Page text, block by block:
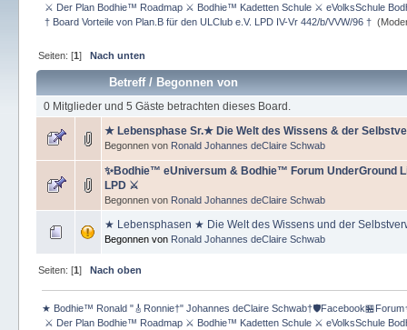
⚔ Der Plan Bodhie™ Roadmap ⚔ Bodhie™ Kadetten Schule ⚔ eVolksSchule
† Board Vorteile von Plan.B für den ULClub e.V. LPD IV-Vr 442/b/VVW/96 †
Seiten: [1] Nach unten
Betreff/ Begonnen von
0 Mitglieder und 5 Gäste betrachten dieses Board.
★ Lebensphase Sr.★ Die Welt des Wissens & der
Begonnen von Ronald Johannes deClaire Schwab
✨Bodhie™ eUniversum & Bodhie™ Forum UnderGround
LPD ⚔
Begonnen von Ronald Johannes deClaire Schwab
★ Lebensphasen ★ Die Welt des Wissens und der
Begonnen von Ronald Johannes deClaire Schwab
Seiten: [1] Nach oben
★ Bodhie™ Ronald "🎸Ronnie†" Johannes deClaire
⚔ Der Plan Bodhie™ Roadmap ⚔ Bodhie™ Kadetten Schule ⚔ eVolksSchule